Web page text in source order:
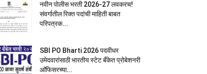
नवीन पोलीस भरती 2026-27 लवकरच!
संवर्गातील रिक्त पदांची माहिती बाबत
परिपत्रक...
SBI PO Bharti 2026 पदवीधर
उमेदवारांसाठी भारतीय स्टेट बँकेत प्रोबेशनरी
आ‍ॅफिसरच्या...